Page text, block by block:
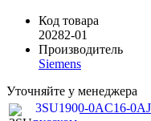
Код товара
20282-01
Производитель
Siemens
Уточняйте у менеджера
3SU1900-0AC16-